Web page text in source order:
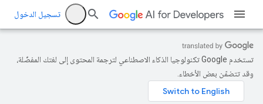
تسجيل الدخول
تستخدم Google تكنولوجيا الذكاء الاصطناعي لترجمة المحتوى إلى لغتك المفضّلة،
وقد تتضمّن بعض الأخطاء.